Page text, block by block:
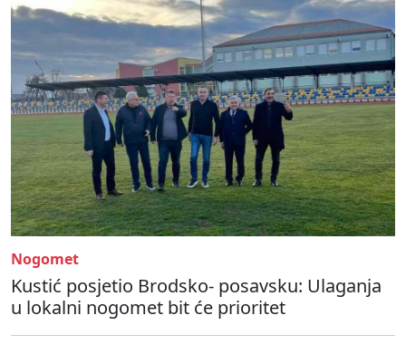
Nogomet
Kustić posjetio Brodsko- posavsku: Ulaganja
u lokalni nogomet bit će prioritet